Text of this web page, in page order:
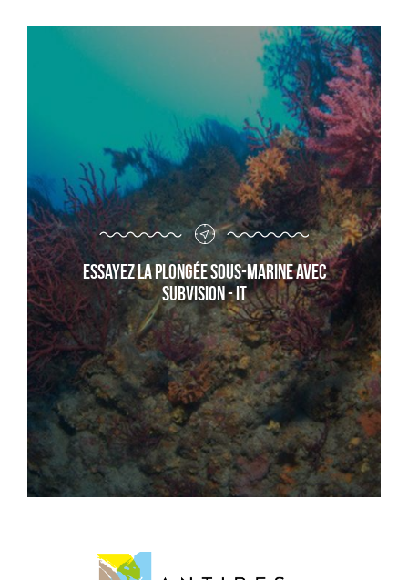
Essayez la plongée sous-marine avec
Subvision - it